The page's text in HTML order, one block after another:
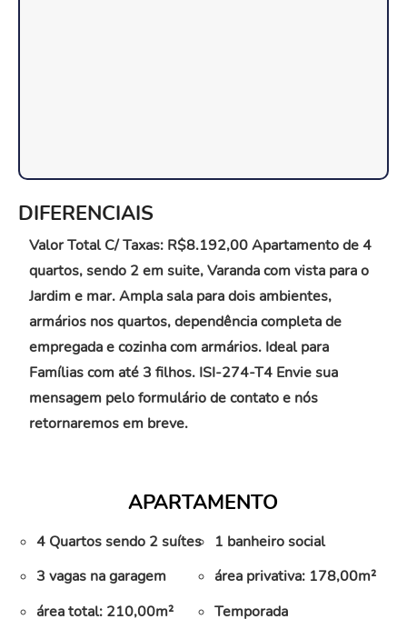
DIFERENCIAIS
Valor Total C/ Taxas: R$8.192,00 Apartamento de 4
quartos, sendo 2 em suite, Varanda com vista para o
Jardim e mar. Ampla sala para dois ambientes,
armários nos quartos, dependência completa de
empregada e cozinha com armários. Ideal para
Famílias com até 3 filhos. ISI-274-T4 Envie sua
mensagem pelo formulário de contato e nós
retornaremos em breve.
APARTAMENTO
4 Quartos sendo 2 suítes
1 banheiro social
3 vagas na garagem
área privativa: 178,00m²
área total: 210,00m²
Temporada